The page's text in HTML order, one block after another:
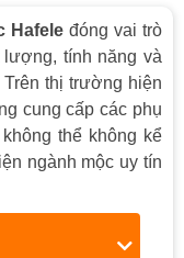
Hafele đóng vai trò
lượng, tính năng và
thị trường hiện
cung cấp các phụ
thể không kể
ngành mộc uy tín